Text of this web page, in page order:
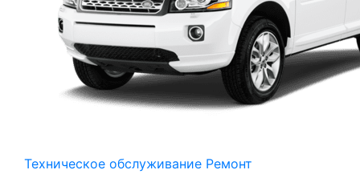
Техническое обслуживание Ремонт